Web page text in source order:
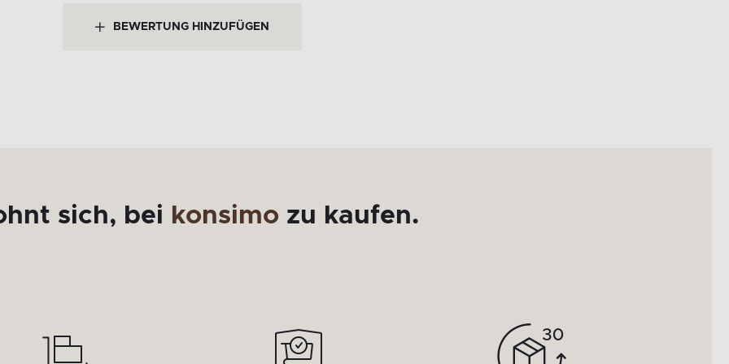
BEWERTUNG HINZUFÜGEN
sich, bei konsimo zu kaufen.